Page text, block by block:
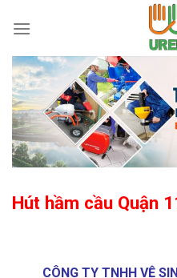
Hút hầm cầu Quận
CÔNG TY TNHH VỆ